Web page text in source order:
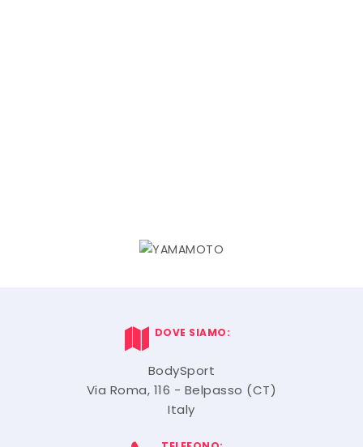
DOVE SIAMO:
BodySport
Via Roma, 116 - Belpasso (CT)
Italy